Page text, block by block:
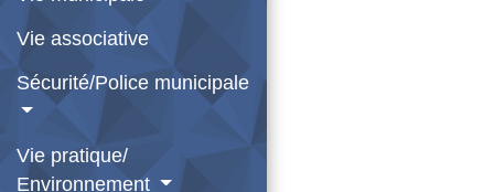
Vie associative
Sécurité/Police municipale
Vie pratique/
Environnement